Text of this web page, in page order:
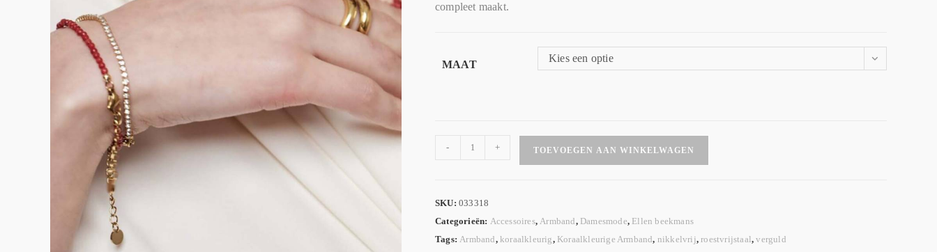
compleet maakt.
MAAT
Kies een optie
- + TOEVOEGEN AAN WINKELWAGEN
SKU: 033318
Categorieën: Accessoires,Armband, Damesmode, Ellen beekmans
Tags:Armband, koraalkleurig, Koraalkleurige Armband, nikkelvrij, roestvrijstaal,verguld